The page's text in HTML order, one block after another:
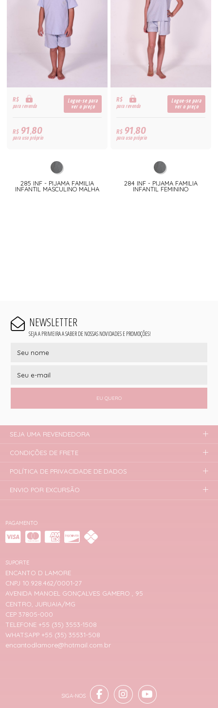
R$
para revenda
Logue-se para
ver o preço
R$91,80
para uso próprio
285 INF - PIJAMA FAMILIA
INFANTIL MASCULINO MALHA
R$
para revenda
Logue-se para
ver o preço
R$91,80
para uso próprio
284 INF - PIJAMA FAMILIA
INFANTIL FEMININO
NEWSLETTER
SEJA A PRIMEIRA A SABER DE NOSSAS NOVIDADES E PROMOÇÕES!
EU QUERO
PAGAMENTO
SUPORTE
ENCANTO D LAMORE
CNPJ 10.928.462/0001-27
AVENIDA MANOEL GONÇALVES GAMERO , 95
CENTRO, JURUAIA/MG
CEP 37805-000
TELEFONE +55 (35) 3553-1508
WHATSAPP +55 (35) 35531-508
encantodlamore@hotmail.com.br
SEJA UMA REVENDEDORA
CONDIÇÕES DE FRETE
POLÍTICA DE PRIVACIDADE DE DADOS
ENVIO POR EXCURSÃO